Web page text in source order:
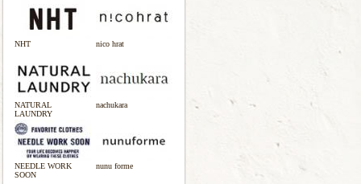
NHT nico hrat
NATURAL
LAUNDRY
nachukara
NEEDLE WORK
SOON
nunu forme